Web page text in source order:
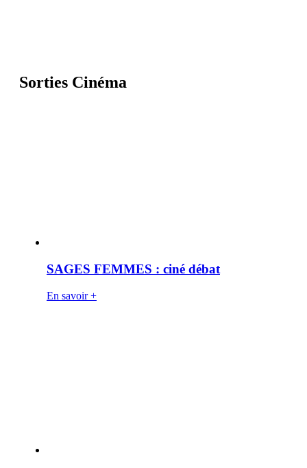
Sorties Cinéma
SAGES FEMMES : ciné débat
En savoir +